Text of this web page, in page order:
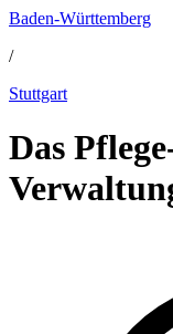
Baden-Württemberg
/
Stuttgart
Das